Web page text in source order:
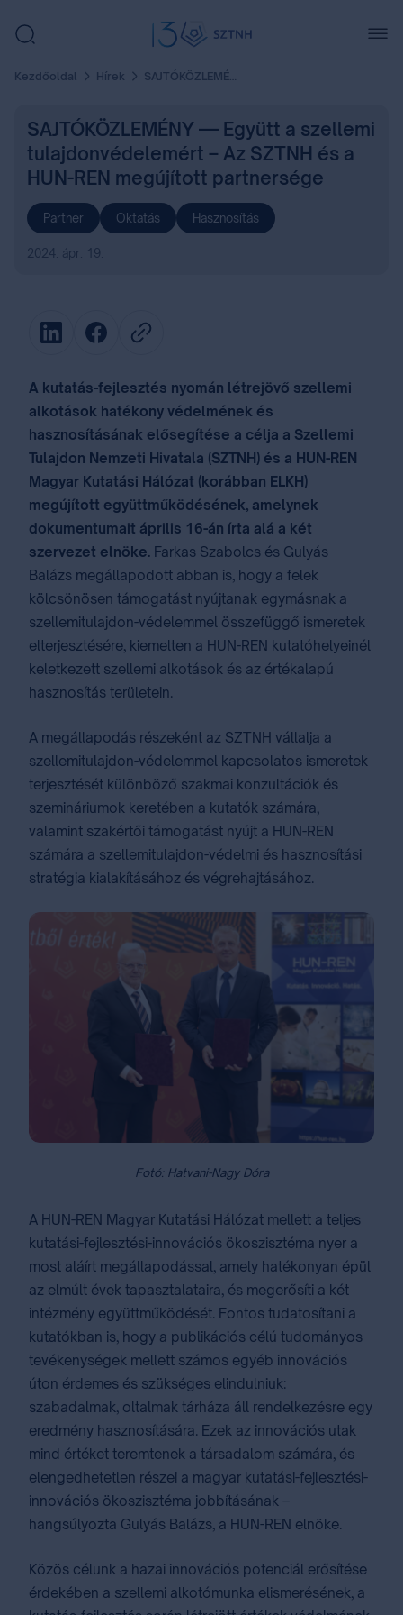
Kezdőoldal Hírek SAJTÓKÖZLEMÉNY — Együtt a szellemi tulajdonvédelemért – Az SZTNH és a HUN-REN megújított partnersége
SAJTÓKÖZLEMÉNY — Együtt a szellemi
tulajdonvédelemért – Az SZTNH és a
HUN-REN megújított partnersége
Partner Oktatás Hasznosítás
2024. ápr. 19.
A kutatás-fejlesztés nyomán létrejövő szellemi
alkotások hatékony védelmének és
hasznosításának elősegítése a célja a Szellemi
Tulajdon Nemzeti Hivatala (SZTNH) és a HUN-REN
Magyar Kutatási Hálózat (korábban ELKH)
megújított együttműködésének, amelynek
dokumentumait április 16-án írta alá a két
szervezet elnöke. Farkas Szabolcs és Gulyás
Balázs megállapodott abban is, hogy a felek
kölcsönösen támogatást nyújtanak egymásnak a
szellemitulajdon-védelemmel összefüggő ismeretek
elterjesztésére, kiemelten a HUN-REN kutatóhelyeinél
keletkezett szellemi alkotások és az értékalapú
hasznosítás területein.
A megállapodás részeként az SZTNH vállalja a
szellemitulajdon-védelemmel kapcsolatos ismeretek
terjesztését különböző szakmai konzultációk és
szemináriumok keretében a kutatók számára,
valamint szakértői támogatást nyújt a HUN-REN
számára a szellemitulajdon-védelmi és hasznosítási
stratégia kialakításához és végrehajtásához.
Fotó: Hatvani-Nagy Dóra
A HUN-REN Magyar Kutatási Hálózat mellett a teljes
kutatási-fejlesztési-innovációs ökoszisztéma nyer a
most aláírt megállapodással, amely hatékonyan épül
az elmúlt évek tapasztalataira, és megerősíti a két
intézmény együttműködését. Fontos tudatosítani a
kutatókban is, hogy a publikációs célú tudományos
tevékenységek mellett számos egyéb innovációs
úton érdemes és szükséges elindulniuk:
szabadalmak, oltalmak tárháza áll rendelkezésre egy
eredmény hasznosítására. Ezek az innovációs utak
mind értéket teremtenek a társadalom számára, és
elengedhetetlen részei a magyar kutatási-fejlesztési-
innovációs ökoszisztéma jobbításának –
hangsúlyozta Gulyás Balázs, a HUN-REN elnöke.
Közös célunk a hazai innovációs potenciál erősítése
érdekében a szellemi alkotómunka elismerésének, a